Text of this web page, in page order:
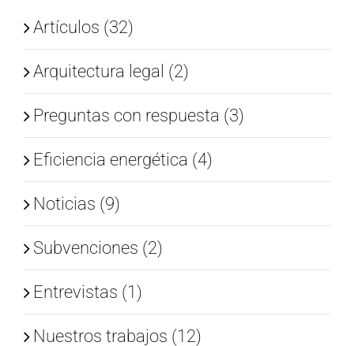
Artículos (32)
Arquitectura legal (2)
Preguntas con respuesta (3)
Eficiencia energética (4)
Noticias (9)
Subvenciones (2)
Entrevistas (1)
Nuestros trabajos (12)